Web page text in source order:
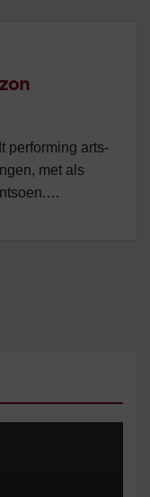
performing arts-
met als